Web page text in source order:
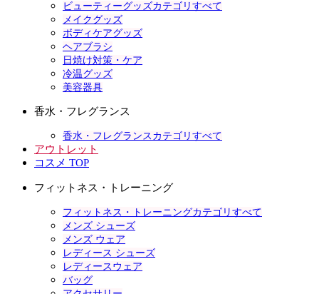
ビューティーグッズカテゴリすべて
メイクグッズ
ボディケアグッズ
ヘアブラシ
日焼け対策・ケア
冷温グッズ
美容器具
香水・フレグランス
香水・フレグランスカテゴリすべて
アウトレット
コスメ TOP
フィットネス・トレーニング
フィットネス・トレーニングカテゴリすべて
メンズ シューズ
メンズ ウェア
レディース シューズ
レディースウェア
バッグ